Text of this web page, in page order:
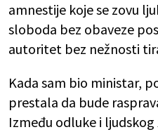
amnestije koje se zovu
sloboda bez obaveze
autoritet bez nežnosti
Kada sam bio ministar,
prestala da bude
Između odluke i